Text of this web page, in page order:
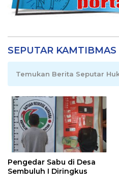
SEPUTAR KAMTIBMAS
Temukan Berita Seputar
Pengedar Sabu di Desa
Sembuluh I Diringkus